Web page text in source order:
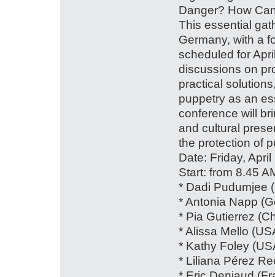
Danger? How
This essential
Germany, with a
scheduled for
discussions on
practical
puppetry as an
conference will
and cultural
the protection of
Date: Friday,
Start: from 8.45
* Dadi Pudumjee
* Antonia Napp
* Pia Gutierrez
* Alissa Mello
* Kathy Foley
* Liliana Pérez